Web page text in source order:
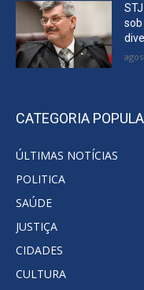
CATEGORIA
ÚLTIMAS NOTÍCIAS
POLITICA
SAÚDE
JUSTIÇA
CIDADES
CULTURA